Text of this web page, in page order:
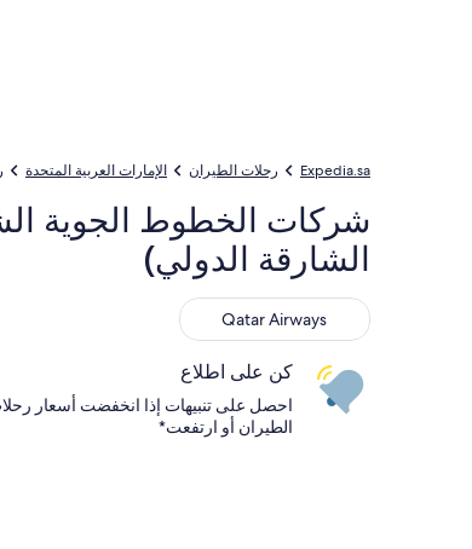
Expedia.sa رحلات الطيران الإمارات العربية المتحدة
الشارقة الدولي)
Qatar Airways
Qatar Airways
كن على اطلاع
احصل على تنبيهات إذا انخفضت أسعار
الطيران أو ارتفعت*